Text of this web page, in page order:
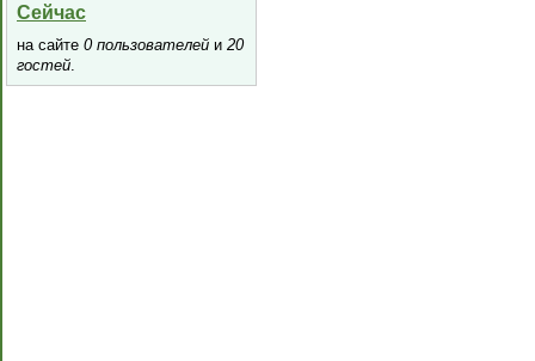
Сейчас
на сайте 0 пользователей и 20
гостей.